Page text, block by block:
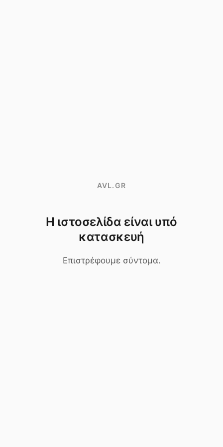
AVL.GR
Η ιστοσελίδα είναι υπό
κατασκευή
Επιστρέφουμε σύντομα.